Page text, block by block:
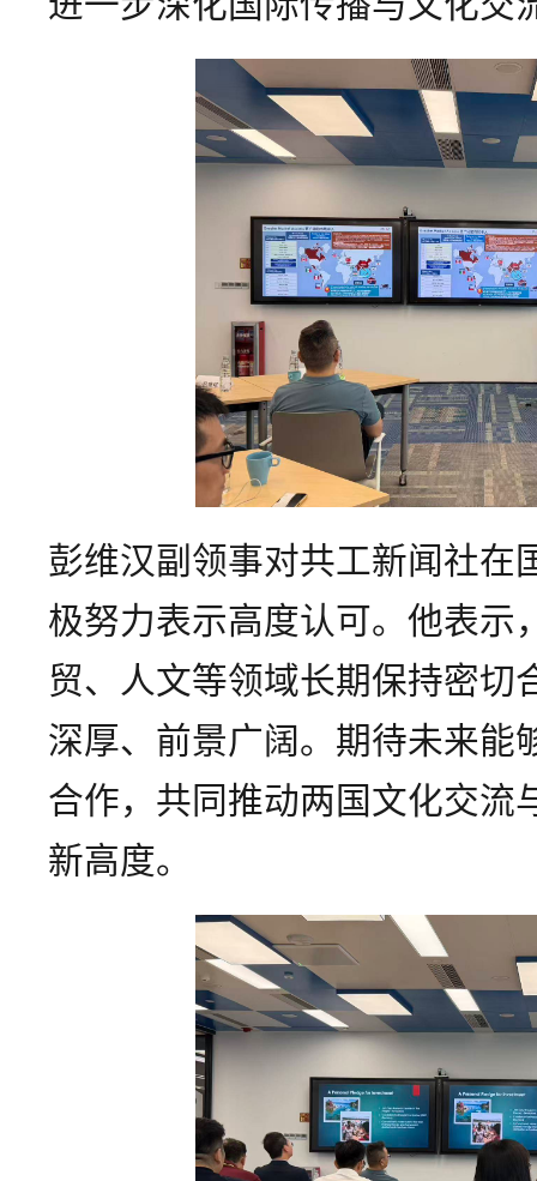
彭维汉副领事对共工新闻社在
极努力表示高度认可。他表示
贸、人文等领域长期保持密切
深厚、前景广阔。期待未来能
合作，共同推动两国文化交流
新高度。